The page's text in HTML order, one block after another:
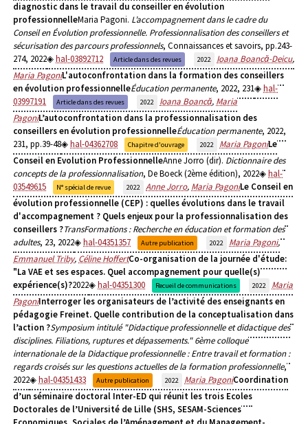
diagnostic dans le travail du conseiller en évolution
professionnelleMaria Pagoni. L’accompagnement dans le cadre du
Conseil en Évolution professionnelle. Professionnalisation des conseillers et
sécurisation des parcours professionnels, Connaissances et savoirs, pp.243-
274, 2022
hal-03892712 Article dans des revues 2022 Ioana Boancă-Deicu,
Maria PagoniL'autoconfrontation dans la formation des conseillers
en évolution professionnelleÉducation permanente, 2022, 231
hal-
03997191
Article dans des revues 2022 Ioana Boancă, Maria
PagoniL’autoconfrontation dans la professionnalisation des
conseillers en évolution professionnelleÉducation permanente, 2022,
231, pp.39-48
hal-04362708 Chapitre d'ouvrage 2022 Maria PagoniLe
Conseil en Evolution ProfessionnelleAnne Jorro (dir). Dictionnaire des
concepts de la professionnalisation, De Boeck (2ème édition), 2022
hal-
03549615
N° spécial de revue 2022 Anne Jorro, Maria PagoniLe Conseil en
évolution professionnelle (CEP) : quelles évolutions dans le travail
d'accompagnement ? Quels enjeux pour la professionnalisation des
conseillers ?TransFormations : Recherche en éducation et formation des
adultes, 23, 2022 hal-04351357 Autre publication 2022 Maria Pagoni,
Emmanuel Triby, Céline HoffertCo-organisation de la journée d'étude:
"La VAE et ses espaces. Quel accompagnement pour quelle(s)
expérience(s)?2022 hal-04351300 Recueil de communications 2022
Maria
PagoniInterroger les organisateurs de l’activité des enseignants en
pédagogie Freinet. Quelle contribution de la conceptualisation dans
l’action ?Symposium intitulé "Didactique professionnelle et didactique des
disciplines. Filiations, ruptures et dépassements." 6ème colloque
internationale de la Didactique professionnelle : Entre travail et formation :
regards croisés sur les questions actuelles de la formation professionnelle,
2022
hal-04351433 Autre publication 2022 Maria PagoniCoordination
d’un séminaire doctoral Inter-ED qui réunit les trois Ecoles
Doctorales de l’Université de Lille (SHS, SESAM-Sciences